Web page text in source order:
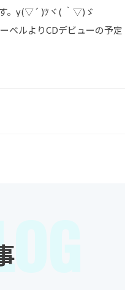
。γ(▽´ )ﾂヾ( ｀▽)ゞ
ベルよりCDデビューの予